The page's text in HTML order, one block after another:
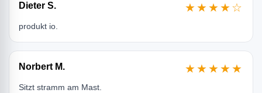
Dieter S. ★★★★☆
produkt io.
Norbert M. ★★★★★
Sitzt stramm am Mast.